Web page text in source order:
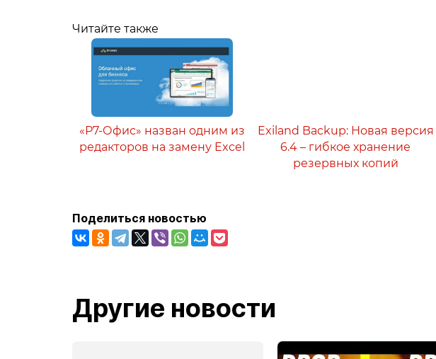
Читайте также
«Р7-Офис» назван одним из
редакторов на замену Excel
Exiland Backup: Новая версия
6.4 – гибкое хранение
резервных копий
Поделиться новостью
Другие новости